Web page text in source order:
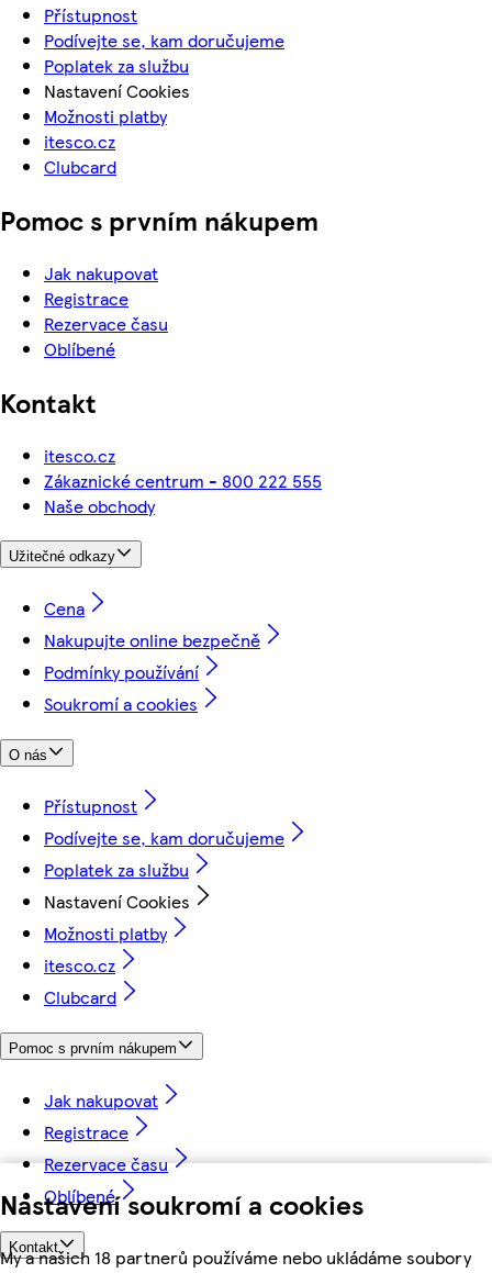
Nastavení soukromí a cookies
My a našich 18 partnerů používáme nebo ukládáme soubory
Přístupnost
Podívejte se, kam doručujeme
Poplatek za službu
Nastavení Cookies
Možnosti platby
itesco.cz
Clubcard
Pomoc s prvním nákupem
Jak nakupovat
Registrace
Rezervace času
Oblíbené
Kontakt
itesco.cz
Zákaznické centrum - 800 222 555
Naše obchody
Užitečné odkazy
Cena
Nakupujte online bezpečně
Podmínky používání
Soukromí a cookies
O nás
Přístupnost
Podívejte se, kam doručujeme
Poplatek za službu
Nastavení Cookies
Možnosti platby
itesco.cz
Clubcard
Pomoc s prvním nákupem
Jak nakupovat
Registrace
Rezervace času
Oblíbené
Kontakt